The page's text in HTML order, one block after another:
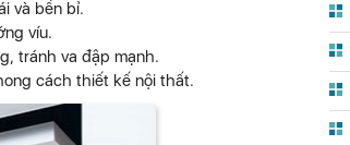
và bền bỉ.
víu.
tránh va đập mạnh.
cách thiết kế nội thất.